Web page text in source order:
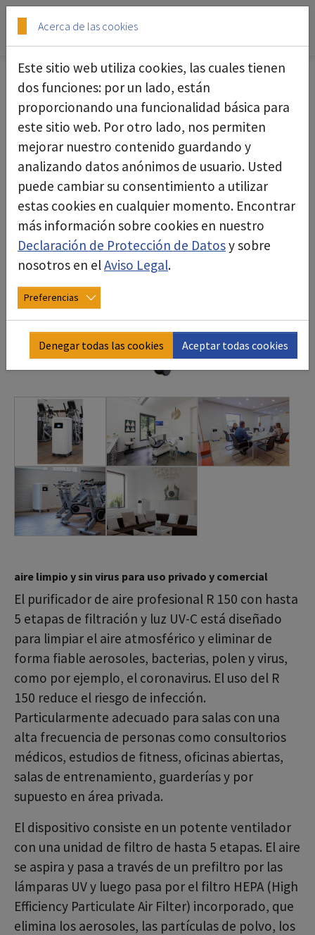
Skip to main content
Skip to page footer
Purificador de aire R 150 silent
aire limpio y sin virus para uso privado y comercial
El purificador de aire profesional R 150 con hasta
5 etapas de filtración y luz UV-C está diseñado
para limpiar el aire atmosférico y eliminar de
forma fiable aerosoles, bacterias, polen y virus,
como por ejemplo, el coronavirus. El uso del R
150 reduce el riesgo de infección.
Particularmente adecuado para salas con una
alta frecuencia de personas como consultorios
médicos, estudios de fitness, oficinas abiertas,
salas de entrenamiento, guarderías y por
supuesto en área privada.
El dispositivo consiste en un potente ventilador
con una unidad de filtro de hasta 5 etapas. El aire
se aspira y pasa a través de un prefiltro por las
lámparas UV y luego pasa por el filtro HEPA (High
Efficiency Particulate Air Filter) incorporado, que
elimina los aerosoles, las partículas de polvo, los
Acerca de las cookies
Este sitio web utiliza cookies, las cuales tienen
dos funciones: por un lado, están
proporcionando una funcionalidad básica para
este sitio web. Por otro lado, nos permiten
mejorar nuestro contenido guardando y
analizando datos anónimos de usuario. Usted
puede cambiar su consentimiento a utilizar
estas cookies en cualquier momento. Encontrar
más información sobre cookies en nuestro
Declaración de Protección de Datosy sobre
nosotros en elAviso Legal.
Preferencias
Denegar todas las cookies Aceptar todas cookies